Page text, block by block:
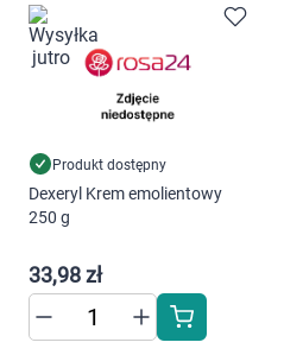
Produkt dostępny
Dexeryl Krem emolientowy
250 g
33,98 zł